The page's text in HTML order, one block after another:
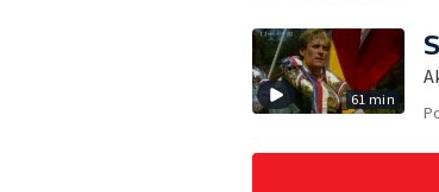
61 min